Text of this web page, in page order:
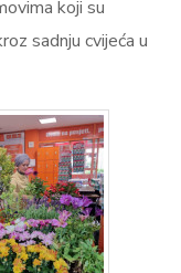
koji su
sadnju cvijeća u